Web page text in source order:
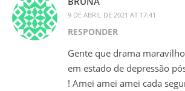
9 DE ABRIL DE 2021 AT 17:41
RESPONDER
Gente que drama
em estado de depressão
! Amei amei amei cada